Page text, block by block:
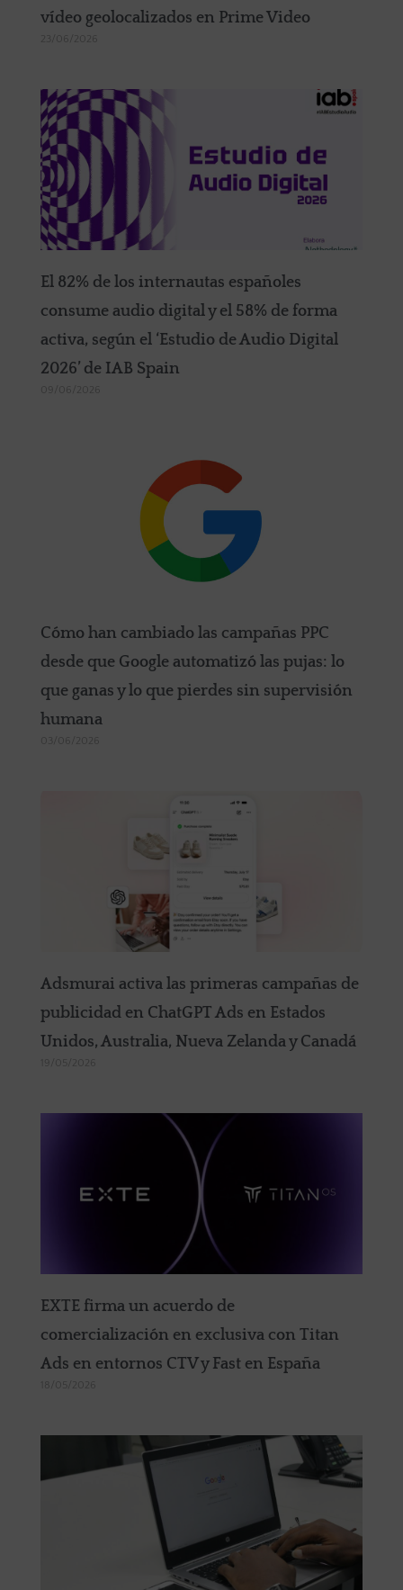
vídeo geolocalizados en Prime Video
El 82% de los internautas españoles
consume audio digital y el 58% de forma
activa, según el ‘Estudio de Audio Digital
2026’ de IAB Spain
Cómo han cambiado las campañas PPC
desde que Google automatizó las pujas: lo
que ganas y lo que pierdes sin supervisión
humana
Adsmurai activa las primeras campañas de
publicidad en ChatGPT Ads en Estados
Unidos, Australia, Nueva Zelanda y Canadá
EXTE firma un acuerdo de
comercialización en exclusiva con Titan
Ads en entornos CTV y Fast en España
18/05/2026